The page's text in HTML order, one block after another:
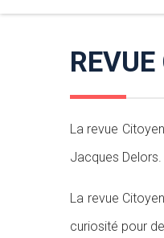
La revue
Jacques
La revue
curiosité pour